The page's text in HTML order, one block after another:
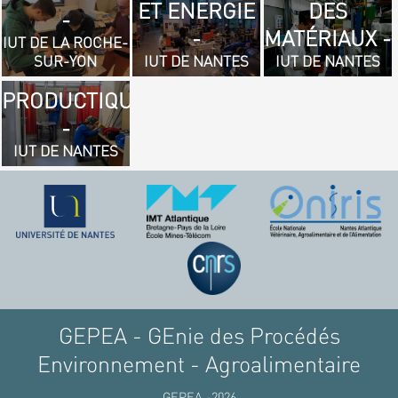
-
IUT DE LA ROCHE-
SUR-YON
ET ENERGIE
-
IUT DE NANTES
DES
MATÉRIAUX -
IUT DE NANTES
- GÉNIE
MÉCANIQUE
ET
PRODUCTIQUE
-
IUT DE NANTES
GEPEA - GEnie des Procédés
Environnement - Agroalimentaire